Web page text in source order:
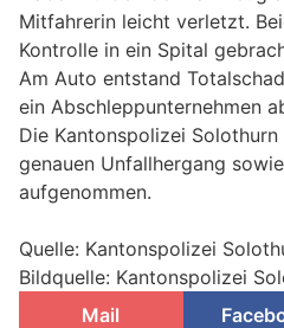
Mitfahrerin leicht verletzt.
Kontrolle in ein Spital
Am Auto entstand
ein Abschleppunternehmen
Die Kantonspolizei
genauen Unfallhergang
aufgenommen.
Quelle: Kantonspolizei
Bildquelle: Kantonspolizei
Mail